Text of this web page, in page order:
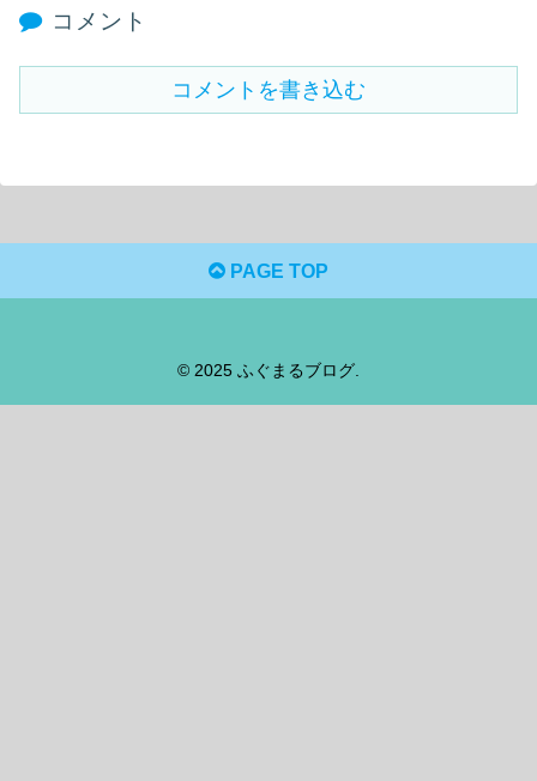
コメント
コメントを書き込む
PAGE TOP
© 2025 ふぐまるブログ.